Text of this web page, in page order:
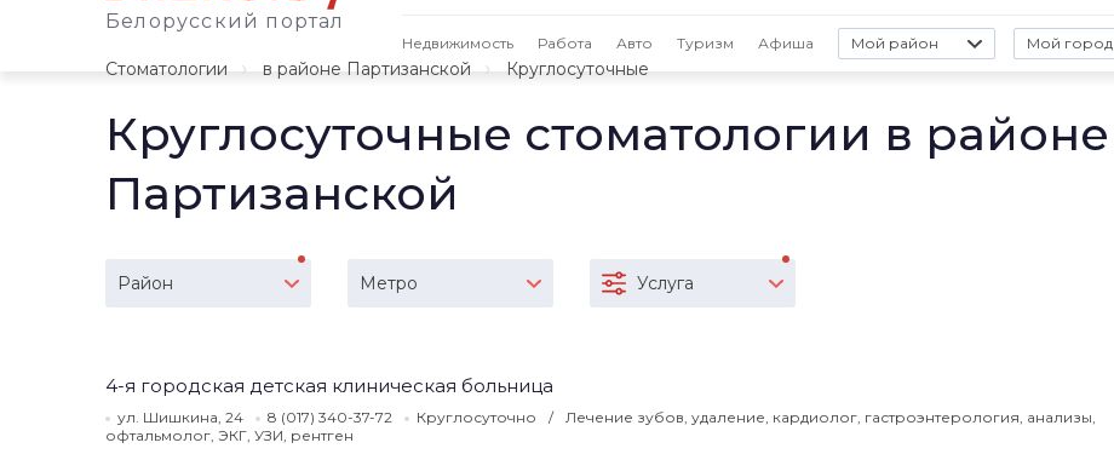
Белорусский портал
Недвижимость Работа Авто Туризм Афиша Мой район Мой город
Стоматологии
в районе Партизанской Круглосуточные
Круглосуточные стоматологии в районе
Партизанской
Район Метро Услуга
4-я городская детская клиническая больница
ул. Шишкина, 24 8 (017) 340-37-72 Круглосуточно
Лечение зубов, удаление, кардиолог, гастроэнтерология, анализы,
офтальмолог, ЭКГ, УЗИ, рентген